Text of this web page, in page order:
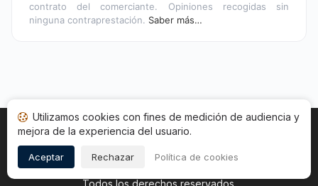
contrato del comerciante. Opiniones recogidas sin
ninguna contraprestación. Saber más…
Inicio Estado opiniones Categorías
Copyright © 2026
Todos los derechos reservados.
Utilizamos cookies con fines de medición de audiencia y
mejora de la experiencia del usuario.
Aceptar Rechazar Política de cookies